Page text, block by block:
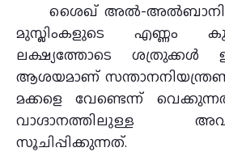
ശൈഖ് അൽ-അൽബാനി
മുസ്ലിംകളുടെ എണ്ണം
ലക്ഷ്യത്തോടെ ശത്രുക്കൾ
ആശയമാണ് സന്താനനിയന്ത്രണം.
മക്കളെ വേണ്ടെന്ന്
വാഗ്ദാനത്തിലുള്ള
സൂചിപ്പിക്കുന്നത്.